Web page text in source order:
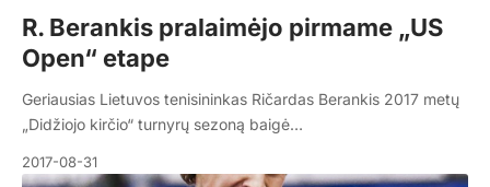
R. Berankis pralaimėjo pirmame „US
Open“ etape
Geriausias Lietuvos tenisininkas Ričardas Berankis 2017 metų
„Didžiojo kirčio“ turnyrų sezoną baigė…
2017-08-31